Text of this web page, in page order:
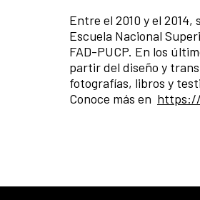
Entre el 2010 y el
Escuela Nacional
FAD-PUCP. En los
partir del diseño y
fotografías, libros y
Conoce más en https://